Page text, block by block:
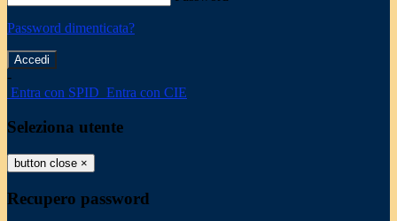
Password dimenticata?
-
Entra con SPID Entra con CIE
Seleziona utente
button close ×
Recupero password